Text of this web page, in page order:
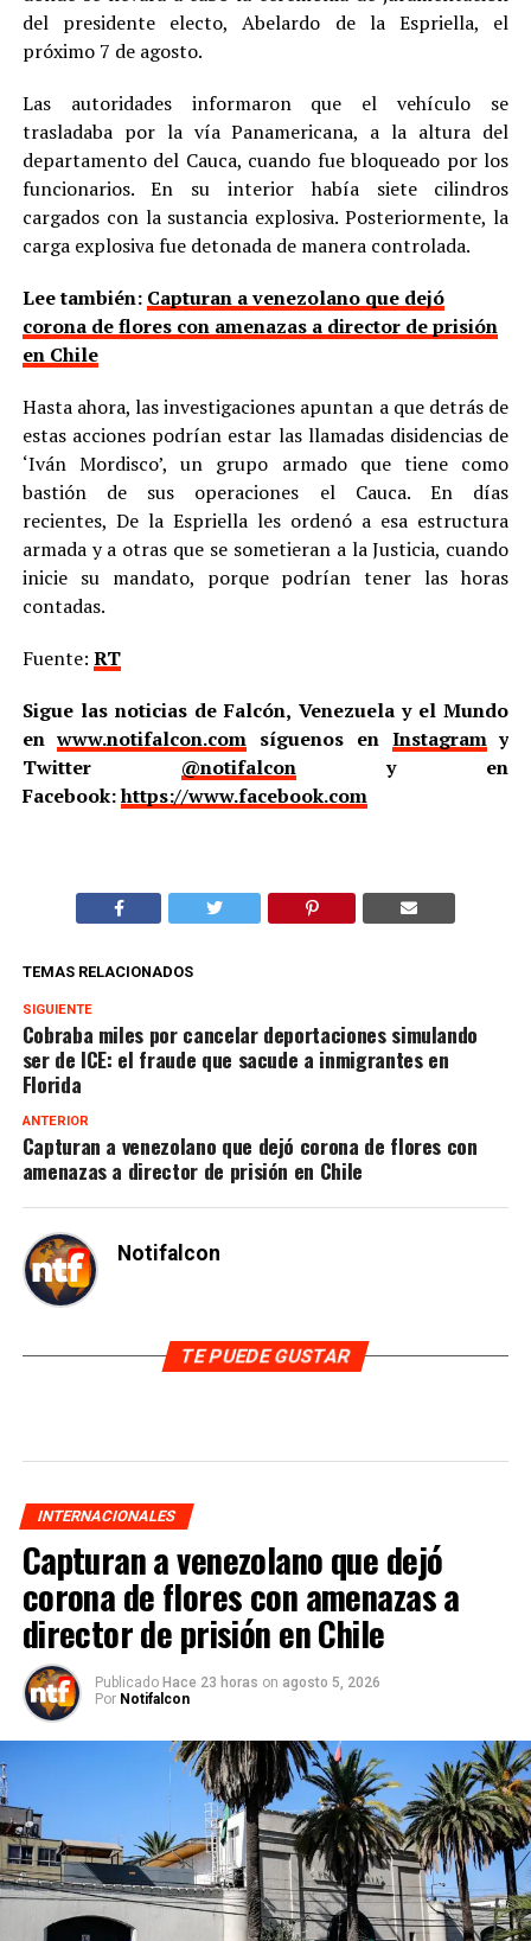
del presidente electo, Abelardo de la Espriella, el
próximo 7 de agosto.
Las autoridades informaron que el vehículo se
trasladaba por la vía Panamericana, a la altura del
departamento del Cauca, cuando fue bloqueado por los
funcionarios. En su interior había siete cilindros
cargados con la sustancia explosiva. Posteriormente, la
carga explosiva fue detonada de manera controlada.
Lee también: Capturan a venezolano que dejó
corona de flores con amenazas a director de prisión
en Chile
Hasta ahora, las investigaciones apuntan a que detrás de
estas acciones podrían estar las llamadas disidencias de
‘Iván Mordisco’, un grupo armado que tiene como
bastión de sus operaciones el Cauca. En días
recientes, De la Espriella les ordenó a esa estructura
armada y a otras que se sometieran a la Justicia, cuando
inicie su mandato, porque podrían tener las horas
contadas.
Fuente: RT
Sigue las noticias de Falcón, Venezuela y el Mundo
enwww.notifalcon.com síguenos en Instagramy
Twitter @notifalcony en
Facebook:https://www.facebook.com
TEMAS RELACIONADOS
SIGUIENTE
Cobraba miles por cancelar deportaciones simulando
ser de ICE: el fraude que sacude a inmigrantes en
Florida
ANTERIOR
Capturan a venezolano que dejó corona de flores con
amenazas a director de prisión en Chile
Notifalcon
TE PUEDE GUSTAR
INTERNACIONALES
Capturan a venezolano que dejó
corona de flores con amenazas a
director de prisión en Chile
Publicado Hace 23 horas on agosto 5, 2026
Por Notifalcon